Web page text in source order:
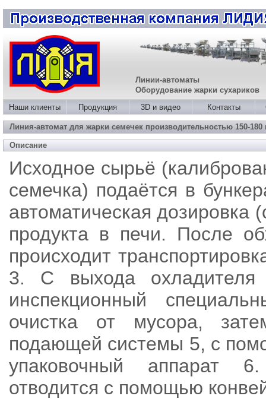
Линии-автоматы
Оборудование жарки сухариков
Наши клиенты
Продукция 3D и видео Контакты
Линия-автомат для жарки семечек производительностью 150-180
Описание
Исходное сырьё
семечка) подаётся в
автоматическая
продукта в печи. После
происходит
3. С выхода охладителя
инспекционный
очистка от мусора,
подающей системы 5, с
упаковочный аппарат
отводится с помощью